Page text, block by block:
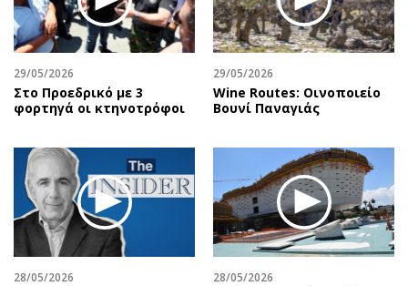
Εικαστικά
Βιβλίο
Χειρόγραφα
Προσφορές
Προσωπικότητες στην ''Κ''
Επιστολές
29/05/2026
Στο Προεδρικό με 3
φορτηγά οι κτηνοτρόφοι
29/05/2026
Wine Routes: Οινοποιείο
Βουνί Παναγιάς
28/05/2026 28/05/2026